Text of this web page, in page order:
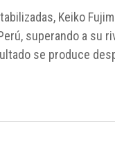
Keiko
superando a su
se produce